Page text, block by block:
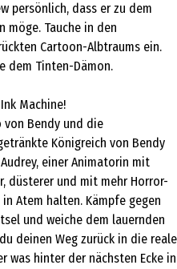
persönlich, dass er zu dem
möge. Tauche in den
Cartoon-Albtraums ein.
dem Tinten-Dämon.
Machine!
von Bendy und die
Königreich von Bendy
einer Animatorin mit
düsterer und mit mehr Horror-
Atem halten. Kämpfe gegen
und weiche dem lauernden
deinen Weg zurück in die reale
was hinter der nächsten Ecke in